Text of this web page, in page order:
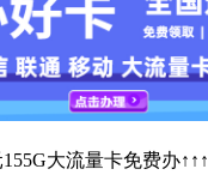
大流量卡免费办↑↑↑